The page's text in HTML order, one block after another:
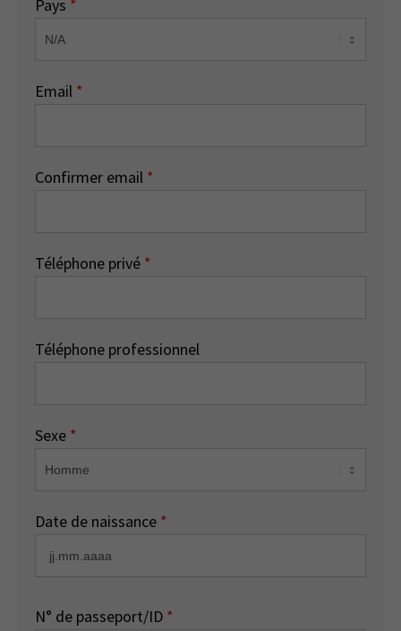
Pays *
Email *
Confirmer email *
Téléphone privé *
Téléphone professionnel
Sexe *
Date de naissance *
N° de passeport/ID *